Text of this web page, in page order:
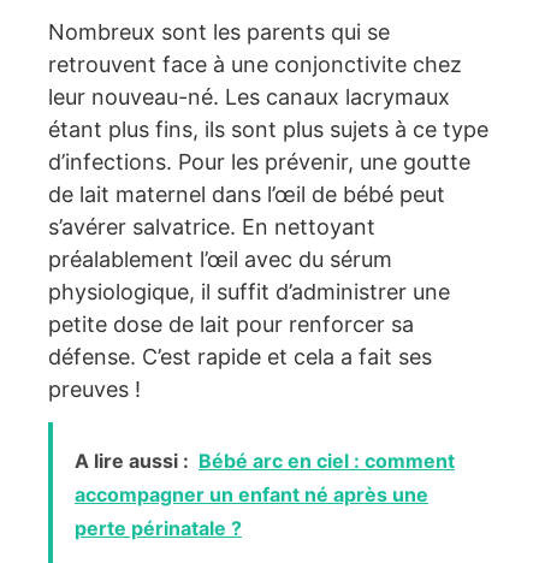
Nombreux sont les parents qui se
retrouvent face à une conjonctivite chez
leur nouveau-né. Les canaux lacrymaux
étant plus fins, ils sont plus sujets à ce type
d’infections. Pour les prévenir, une goutte
de lait maternel dans l’œil de bébé peut
s’avérer salvatrice. En nettoyant
préalablement l’œil avec du sérum
physiologique, il suffit d’administrer une
petite dose de lait pour renforcer sa
défense. C’est rapide et cela a fait ses
preuves !
A lire aussi : Bébé arc en ciel : comment
accompagner un enfant né après une
perte périnatale ?